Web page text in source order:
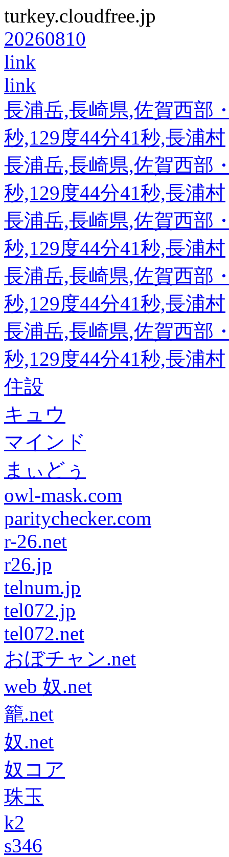
turkey.cloudfree.jp
20260810
link
link
長浦岳,長崎県,佐賀西部
秒,129度44分41秒,長浦村
長浦岳,長崎県,佐賀西部
秒,129度44分41秒,長浦村
長浦岳,長崎県,佐賀西部
秒,129度44分41秒,長浦村
長浦岳,長崎県,佐賀西部
秒,129度44分41秒,長浦村
長浦岳,長崎県,佐賀西部
秒,129度44分41秒,長浦村
住設
キュウ
マインド
まぃどぅ
owl-mask.com
paritychecker.com
r-26.net
r26.jp
telnum.jp
tel072.jp
tel072.net
おぼチャン.net
web 奴.net
籠.net
奴.net
奴コア
珠玉
k2
s346